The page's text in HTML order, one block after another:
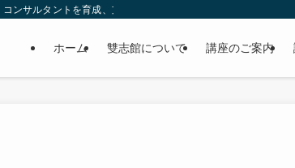
ンサルタントを育成、支援します。
ホーム 雙志館について 講座のご案内